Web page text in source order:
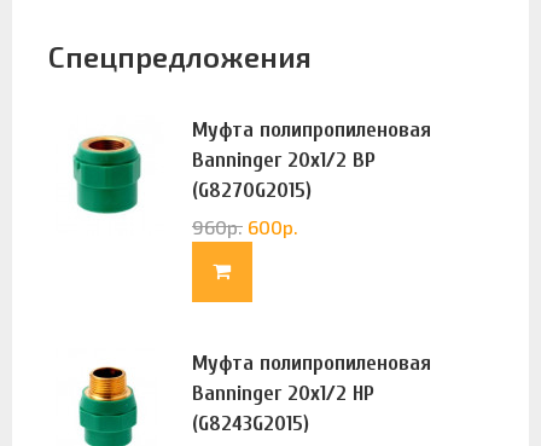
Спецпредложения
Муфта полипропиленовая
Banninger 20х1/2 ВР
(G8270G2015)
960р. 600р.
Муфта полипропиленовая
Banninger 20х1/2 НР
(G8243G2015)